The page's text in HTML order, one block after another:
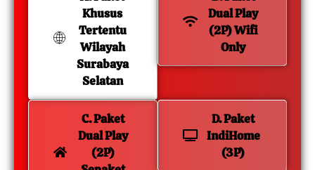
Khusus
Tertentu
Wilayah
Surabaya
Selatan
Dual Play
(2P) Wifi
Only
C. Paket
Dual Play
(2P)
D. Paket
IndiHome
(3P)